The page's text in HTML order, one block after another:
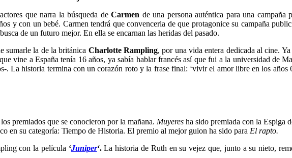
que narra la búsqueda de Carmen de una persona auténtica para una campaña
y con un bebé. Carmen tendrá que convencerla de que protagonice su campaña
de un futuro mejor. En ella se encarnan las heridas del pasado.
sumarle la de la británica Charlotte Rampling, por una vida entera dedicada al cine.
vine a España tenía 16 años, ya sabía hablar francés así que fui a la universidad de
. La historia termina con un corazón roto y la frase final: ‘vivir el amor libre en los años
premiados que se conocieron por la mañana. Muyeres ha sido premiada con la Espiga
en su categoría: Tiempo de Historia. El premio al mejor guion ha sido para El rapto.
con la película ‘Juniper‘.La historia de Ruth en su vejez que, junto a su nieto,